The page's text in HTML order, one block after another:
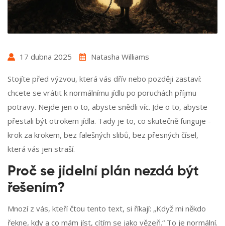
17 dubna 2025 Natasha Williams
Stojíte před výzvou, která vás dřív nebo později zastaví:
chcete se vrátit k normálnímu jídlu po poruchách příjmu
potravy. Nejde jen o to, abyste snědli víc. Jde o to, abyste
přestali být otrokem jídla. Tady je to, co skutečně funguje -
krok za krokem, bez falešných slibů, bez přesných čísel,
která vás jen straší.
Proč se jídelní plán nezdá být
řešením?
Mnozí z vás, kteří čtou tento text, si říkají: „Když mi někdo
řekne, kdy a co mám jíst, cítím se jako vězeň.“ To je normální.